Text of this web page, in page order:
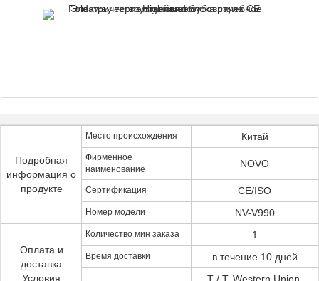
Подробная
информация о
продукте
Место происхождения Китай
Фирменное
наименование
NOVO
Сертификация CE/ISO
Номер модели NV-V990
Оплата и
доставка
Условия
Количество мин заказа 1
Время доставки в течение 10 дней